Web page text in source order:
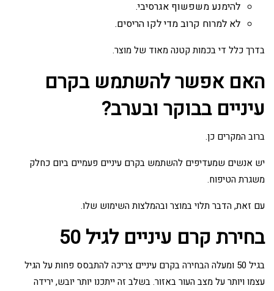
להימנע משפשוף אגרסיבי.
לא למרוח קרוב מדי לקו הריסים.
בדרך כלל די בכמות קטנה מאוד של מוצר.
האם אפשר להשתמש בקרם
עיניים בבוקר ובערב?
ברוב המקרים כן.
יש אנשים שמעדיפים להשתמש בקרם עיניים פעמיים ביום כחלק
משגרת הטיפוח.
עם זאת, הדבר תלוי במוצר ובהמלצות השימוש שלו.
בחירת קרם עיניים לגיל 50
בגיל 50 ומעלה הבחירה בקרם עיניים צריכה להתבסס פחות על הגיל
עצמו ויותר על מצב העור באזור. בשלב זה ייתכנו יותר יובש, ירידה